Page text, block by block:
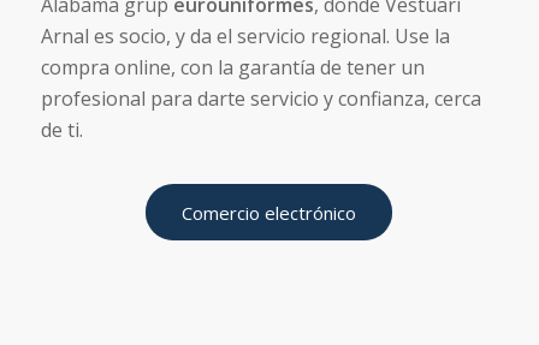
Alabama grup eurouniformes, donde Vestuari
Arnal es socio, y da el servicio regional. Use la
compra online, con la garantía de tener un
profesional para darte servicio y confianza, cerca
de ti.
Comercio electrónico